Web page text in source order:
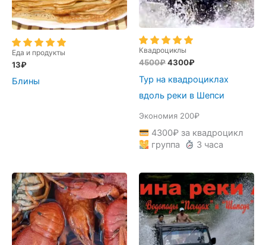
Еда и продукты
13₽
Блины
Квадроциклы
4500₽Первоначальная
составляла
4500₽.
4300₽Текущая
4300₽.
Тур на квадроциклах
вдоль реки в Шепси
Экономия 200₽
4300₽за квадроцикл
группа
3 часа